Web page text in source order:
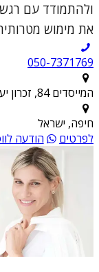
ולהתמודד עם
את מימוש
050-7371769
המייסדים 84, זכרון יעקב, ישראל
חיפה, ישראל
לפרטים
הודעה